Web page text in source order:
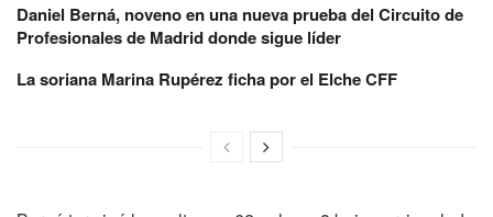
Daniel Berná, noveno en una nueva prueba del Circuito de
Profesionales de Madrid donde sigue líder
La soriana Marina Rupérez ficha por el Elche CFF